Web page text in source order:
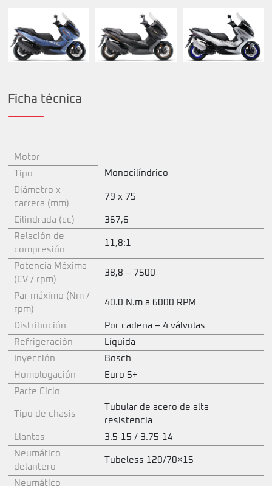
Ficha técnica
Motor
Tipo
Monocilíndrico
Diámetro x
carrera (mm)
79 x 75
Cilindrada (cc)
367,6
Relación de
compresión
11,8:1
Potencia Máxima
(CV / rpm)
38,8 – 7500
Par máximo (Nm /
rpm)
40.0 N.m a 6000 RPM
Distribución
Por cadena – 4 válvulas
Refrigeración
Líquida
Inyección
Bosch
Homologación
Euro 5+
Parte Ciclo
Tipo de chasis
Tubular de acero de alta
resistencia
Llantas
3.5-15 / 3.75-14
Neumático
delantero
Tubeless 120/70×15
Neumático